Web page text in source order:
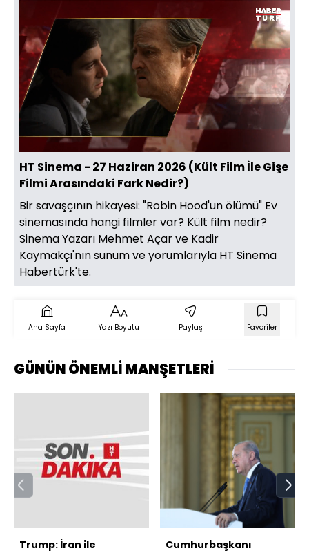
Sesi
Aç
Yüklendi
:
Hızı
HT Sinema - 27 Haziran 2026 (Kült Film İle Gişe
Filmi Arasındaki Fark Nedir?)
Bir savaşçının hikayesi: "Robin Hood'un ölümü" Ev
sinemasında hangi filmler var? Kült film nedir?
Sinema Yazarı Mehmet Açar ve Kadir
Kaymakçı'nın sunum ve yorumlarıyla HT Sinema
Habertürk'te.
Ana Sayfa Yazı Boyutu Paylaş Favoriler
GÜNÜN ÖNEMLİ MANŞETLERİ
Trump: İran ile
Cumhurbaşkanı